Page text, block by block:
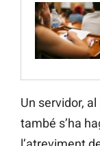
Un servidor,
també s’ha